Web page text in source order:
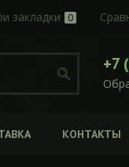
закладки 0
+7
КОНТАКТЫ